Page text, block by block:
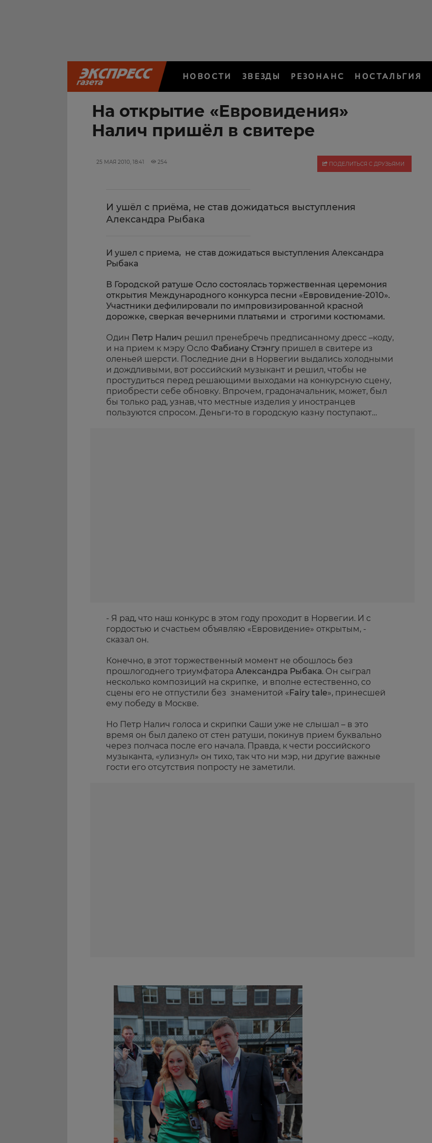
НОВОСТИ ЗВЕЗДЫ РЕЗОНАНС НОСТАЛЬГИЯ
На открытие «Евровидения»
Налич пришёл в свитере
25 МАЯ 2010, 18:41 254 ПОДЕЛИТЬСЯ С ДРУЗЬЯМИ
И ушёл с приёма, не став дожидаться выступления
Александра Рыбака
И ушел с приема, не став дожидаться выступления Александра
Рыбака
В Городской ратуше Осло состоялась торжественная церемония
открытия Международного конкурса песни «Евровидение-2010».
Участники дефилировали по импровизированной красной
дорожке, сверкая вечерними платьями и строгими костюмами.
Один Петр Налич решил пренебречь предписанному дресс –коду,
и на прием к мэру Осло Фабиану Стэнгу пришел в свитере из
оленьей шерсти. Последние дни в Норвегии выдались холодными
и дождливыми, вот российский музыкант и решил, чтобы не
простудиться перед решающими выходами на конкурсную сцену,
приобрести себе обновку. Впрочем, градоначальник, может, был
бы только рад, узнав, что местные изделия у иностранцев
пользуются спросом. Деньги-то в городскую казну поступают…
- Я рад, что наш конкурс в этом году проходит в Норвегии. И с
гордостью и счастьем объявляю «Евровидение» открытым, -
сказал он.
Конечно, в этот торжественный момент не обошлось без
прошлогоднего триумфатора Александра Рыбака. Он сыграл
несколько композиций на скрипке, и вполне естественно, со
сцены его не отпустили без знаменитой «Fairy tale», принесшей
ему победу в Москве.
Но Петр Налич голоса и скрипки Саши уже не слышал – в это
время он был далеко от стен ратуши, покинув прием буквально
через полчаса после его начала. Правда, к чести российского
музыканта, «улизнул» он тихо, так что ни мэр, ни другие важные
гости его отсутствия попросту не заметили.